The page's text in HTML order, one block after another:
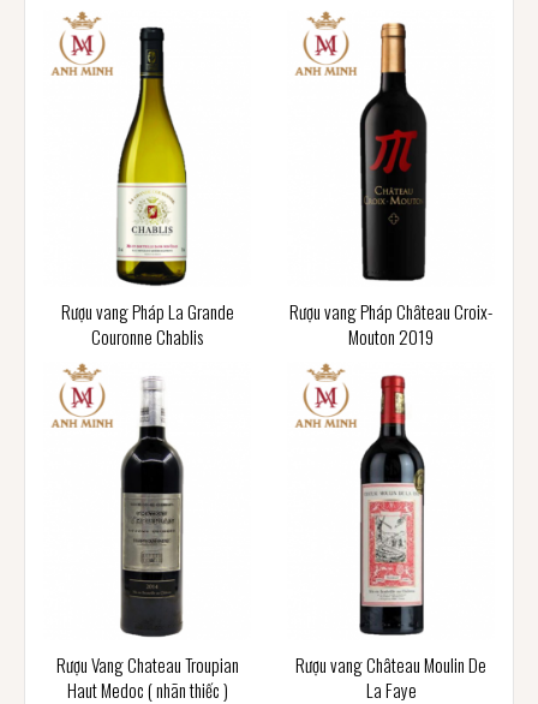
Rượu vang Pháp La Grande
Couronne Chablis
Rượu vang Pháp Château Croix-
Mouton 2019
Rượu Vang Chateau Troupian
Haut Medoc ( nhãn thiếc )
Rượu vang Château Moulin De
La Faye